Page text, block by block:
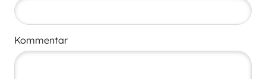
Kommentar